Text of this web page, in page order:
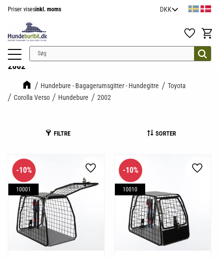
Priser visesinkl. moms
Favoritter
2002
Hundebure - Bagagerumsgitter - Hundegitre
Toyota
Corolla Verso
Hundebure 2002
FILTRE SORTER
10%
10001
Gem som favorit
10%
10010
Gem